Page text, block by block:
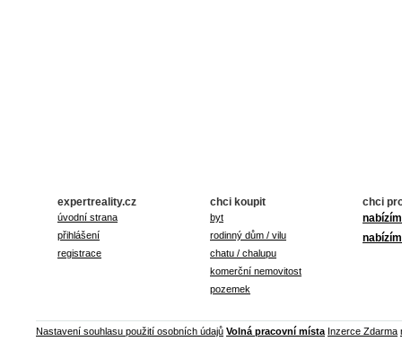
expertreality.cz
úvodní strana
přihlášení
registrace
chci koupit
byt
rodinný dům / vilu
chatu / chalupu
komerční nemovitost
pozemek
chci
Nastavení souhlasu použití osobních údajů Volná pracovní místa Inzerce Zdarma